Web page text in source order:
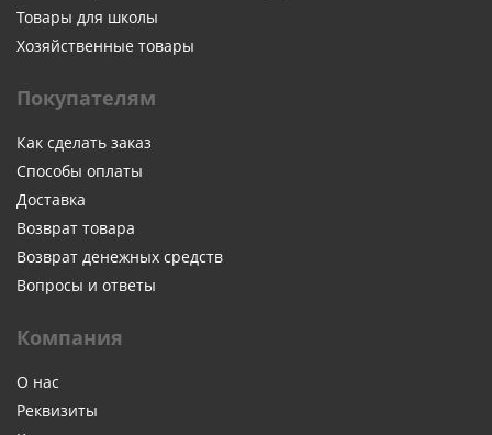
Товары для школы
Хозяйственные товары
Покупателям
Как сделать заказ
Способы оплаты
Доставка
Возврат товара
Возврат денежных средств
Вопросы и ответы
Компания
О нас
Реквизиты